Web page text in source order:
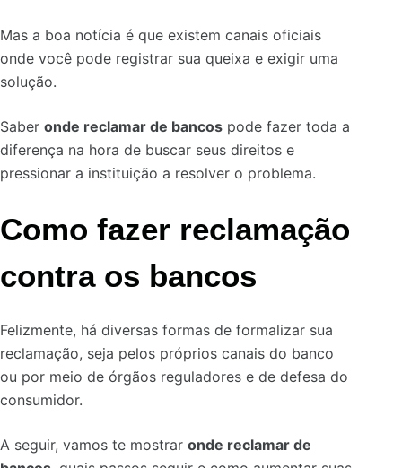
Mas a boa notícia é que existem canais oficiais
onde você pode registrar sua queixa e exigir uma
solução.
Saber onde reclamar de bancos pode fazer toda a
diferença na hora de buscar seus direitos e
pressionar a instituição a resolver o problema.
Como fazer reclamação
contra os bancos
Felizmente, há diversas formas de formalizar sua
reclamação, seja pelos próprios canais do banco
ou por meio de órgãos reguladores e de defesa do
consumidor.
A seguir, vamos te mostrar onde reclamar de